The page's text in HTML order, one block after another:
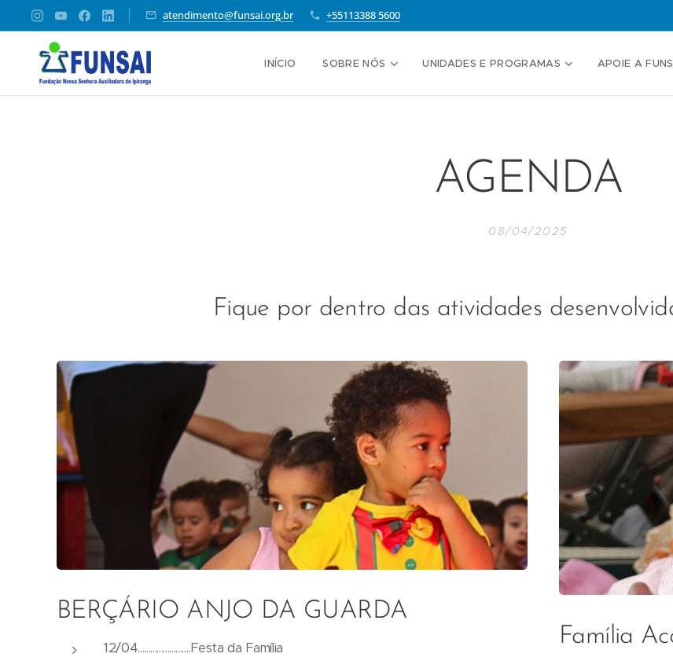
atendimento@funsai.org.br +55113388 5600
INÍCIO SOBRE NÓS UNIDADES E PROGRAMAS APOIE A
AGENDA
08/04/2025
Fique por dentro das atividades
BERÇÁRIO ANJO DA GUARDA
12/04.........................Festa da Família Família